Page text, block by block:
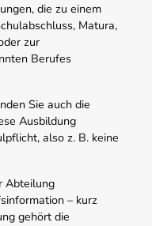
die zu einem
Matura,
zur
Berufes
Sie auch die
Ausbildung
also z. B. keine
Abteilung
– kurz
gehört die